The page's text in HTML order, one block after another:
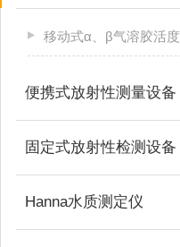
移动式α、β气溶胶活度测量仪
便携式放射性测量设备
固定式放射性检测设备
Hanna水质测定仪